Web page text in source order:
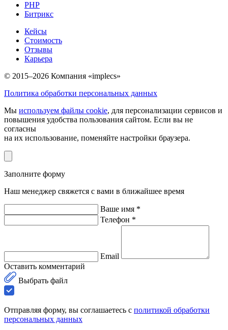
PHP
Битрикс
Кейсы
Стоимость
Отзывы
Карьера
© 2015–2026 Компания «implecs»
Политика обработки персональных данных
Мы используем файлы cookie, для персонализации сервисов и
повышения удобства пользования сайтом. Если вы не
согласны
на их использование, поменяйте настройки браузера.
Заполните форму
Наш менеджер свяжется с вами в ближайшее время
Ваше имя *
Телефон *
Email
Оставить комментарий
Выбрать файл
Отправляя форму, вы соглашаетесь с политикой обработки
персональных данных